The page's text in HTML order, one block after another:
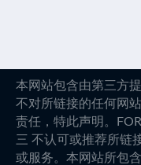
本网站包含由第三方
不对所链接的任何网
责任，特此声明。
三 不认可或推荐所链
或服务。本网站所包